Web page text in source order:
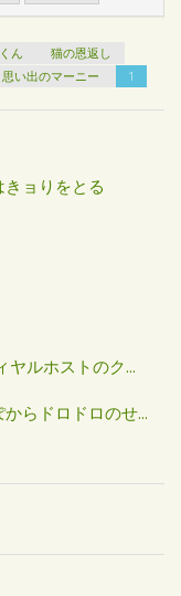
ん
猫の恩返し
思い出のマーニー 1
ョりをとる
ヤルホストのク...
らドロドロのせ...